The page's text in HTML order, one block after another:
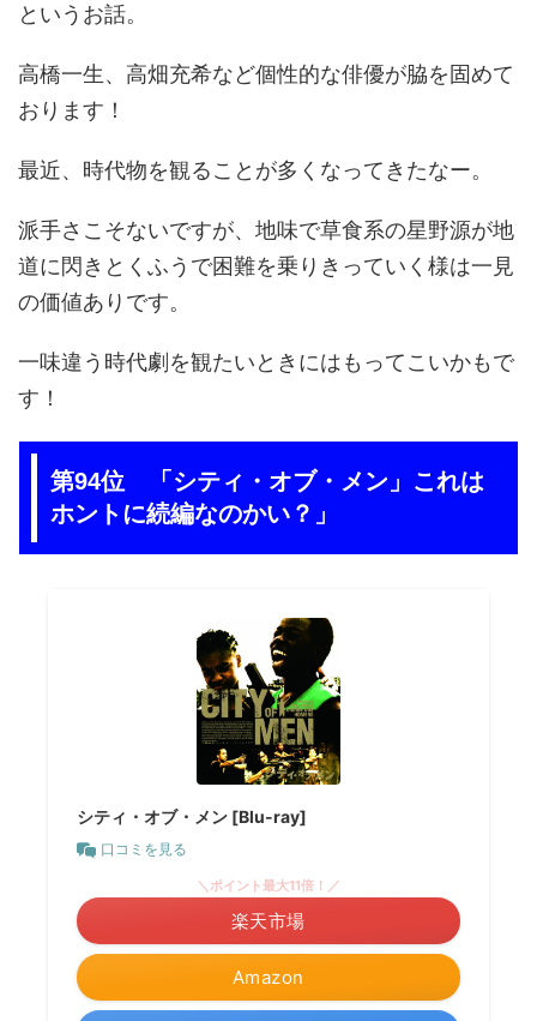
というお話。
高橋一生、高畑充希など個性的な俳優が脇を固めて
おります！
最近、時代物を観ることが多くなってきたなー。
派手さこそないですが、地味で草食系の星野源が地
道に閃きとくふうで困難を乗りきっていく様は一見
の価値ありです。
一味違う時代劇を観たいときにはもってこいかもで
す！
第94位 「シティ・オブ・メン」これは
ホントに続編なのかい？」
シティ・オブ・メン [Blu-ray]
口コミを見る
Amazon
＼ポイント最大11倍！／
楽天市場